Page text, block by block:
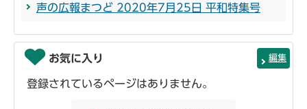
声の広報まつど 2020年7月25日 平和特集号
お気に入り 編集
登録されているページはありません。